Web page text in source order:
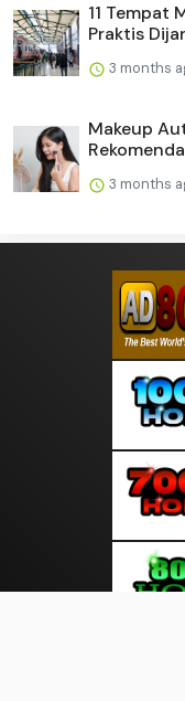
11 Tempat
Praktis
3 months
Makeup
3 months